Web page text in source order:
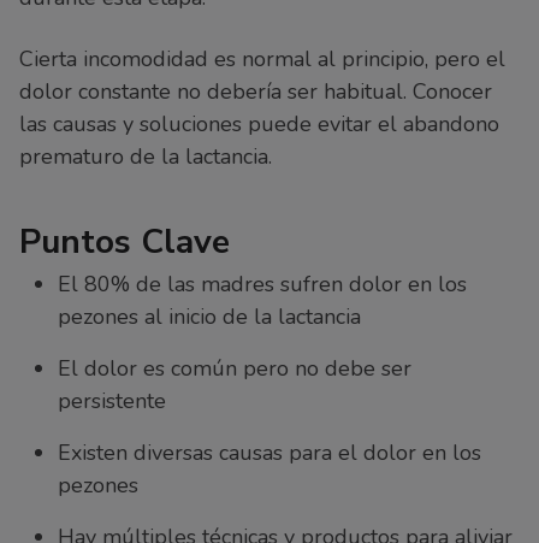
Cierta incomodidad es normal al principio, pero el
dolor constante no debería ser habitual. Conocer
las causas y soluciones puede evitar el abandono
prematuro de la lactancia.
Puntos Clave
El 80% de las madres sufren dolor en los
pezones al inicio de la lactancia
El dolor es común pero no debe ser
persistente
Existen diversas causas para el dolor en los
pezones